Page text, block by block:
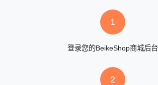
1
登录您的BeikeShop商城后台
2